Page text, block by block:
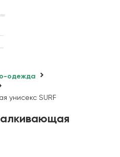
одежда
унисекс SURF